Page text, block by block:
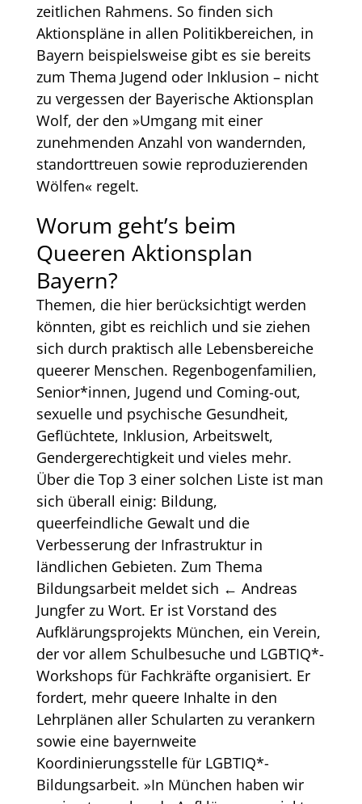
zeitlichen Rahmens. So finden sich
Aktionspläne in allen Politikbereichen, in
Bayern beispielsweise gibt es sie bereits
zum Thema Jugend oder Inklusion – nicht
zu vergessen der Bayerische Aktionsplan
Wolf, der den »Umgang mit einer
zunehmenden Anzahl von wandernden,
standorttreuen sowie reproduzierenden
Wölfen« regelt.
Worum geht’s beim
Queeren Aktionsplan
Bayern?
Themen, die hier berücksichtigt werden
könnten, gibt es reichlich und sie ziehen
sich durch praktisch alle Lebensbereiche
queerer Menschen. Regenbogenfamilien,
Senior*innen, Jugend und Coming-out,
sexuelle und psychische Gesundheit,
Geflüchtete, Inklusion, Arbeitswelt,
Gendergerechtigkeit und vieles mehr.
Über die Top 3 einer solchen Liste ist man
sich überall einig: Bildung,
queerfeindliche Gewalt und die
Verbesserung der Infrastruktur in
ländlichen Gebieten. Zum Thema
Bildungsarbeit meldet sich ← Andreas
Jungfer zu Wort. Er ist Vorstand des
Aufklärungsprojekts München, ein Verein,
der vor allem Schulbesuche und LGBTIQ*-
Workshops für Fachkräfte organisiert. Er
fordert, mehr queere Inhalte in den
Lehrplänen aller Schularten zu verankern
sowie eine bayernweite
Koordinierungsstelle für LGBTIQ*-
Bildungsarbeit. »In München haben wir